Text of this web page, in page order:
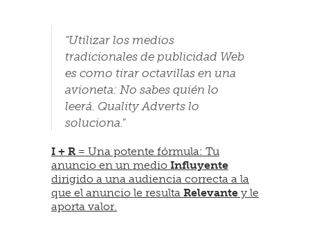
"Utilizar los medios
tradicionales de publicidad Web
es como tirar octavillas en una
avioneta: No sabes quién lo
leerá. Quality Adverts lo
soluciona."
I + R = Una potente fórmula: Tu
anuncio en un medio Influyente
dirigido a una audiencia correcta a la
que el anuncio le resulta Relevante y le
aporta valor.